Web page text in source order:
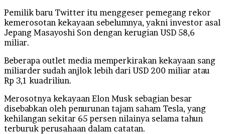
Pemilik baru Twitter itu menggeser pemegang rekor
kemerosotan kekayaan sebelumnya, yakni investor asal
Jepang Masayoshi Son dengan kerugian USD 58,6
miliar.
Beberapa outlet media memperkirakan kekayaan sang
miliarder sudah anjlok lebih dari USD 200 miliar atau
Rp 3,1 kuadriliun.
Merosotnya kekayaan Elon Musk sebagian besar
disebabkan oleh penurunan tajam saham Tesla, yang
kehilangan sekitar 65 persen nilainya selama tahun
terburuk perusahaan dalam catatan.